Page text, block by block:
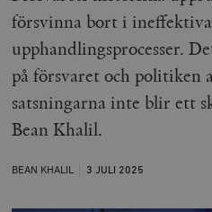
försvinna bort i
upphandlingsprocesser.
på försvaret och politiken
satsningarna inte blir ett
Bean Khalil.
BEAN KHALIL 3 JULI 2025